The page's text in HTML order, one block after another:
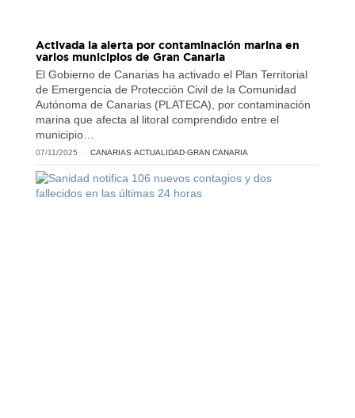
Activada la alerta por contaminación marina en
varios municipios de Gran Canaria
El Gobierno de Canarias ha activado el Plan Territorial
de Emergencia de Protección Civil de la Comunidad
Autónoma de Canarias (PLATECA), por contaminación
marina que afecta al litoral comprendido entre el
municipio…
07/11/2025 CANARIAS·ACTUALIDAD·GRAN CANARIA